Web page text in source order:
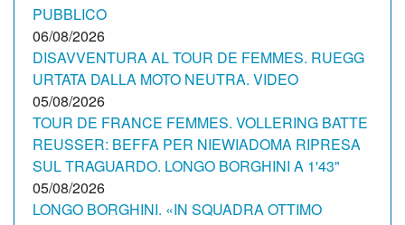
PUBBLICO
06/08/2026
DISAVVENTURA AL TOUR DE FEMMES. RUEGG
URTATA DALLA MOTO NEUTRA. VIDEO
05/08/2026
TOUR DE FRANCE FEMMES. VOLLERING BATTE
REUSSER: BEFFA PER NIEWIADOMA RIPRESA
SUL TRAGUARDO. LONGO BORGHINI A 1'43"
05/08/2026
LONGO BORGHINI. «IN SQUADRA OTTIMO